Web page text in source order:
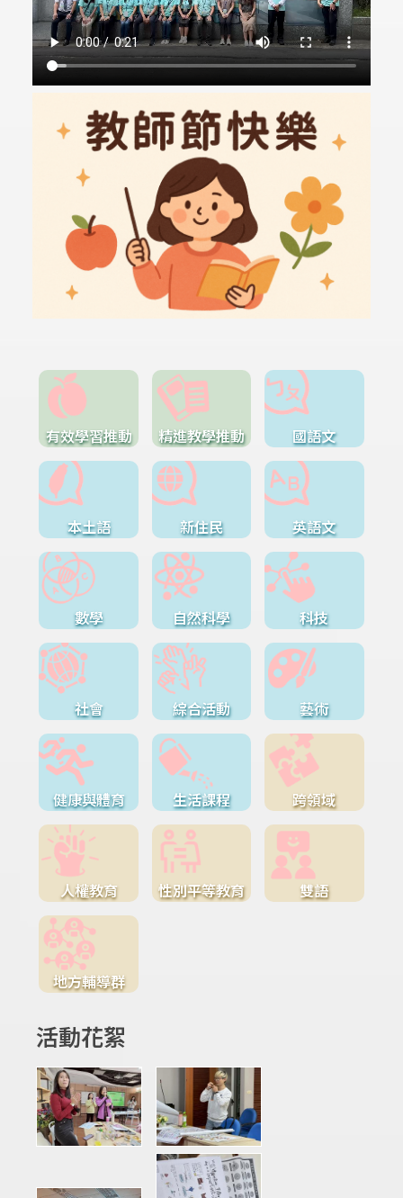
有效學習推動 精進教學推動 國語文
本土語 新住民 英語文
數學 自然科學 科技
社會 綜合活動 藝術
健康與體育 生活課程 跨領域
人權教育 性別平等教育 雙語
地方輔導群
活動花絮